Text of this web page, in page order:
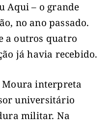
Aqui – o grande
no ano passado.
a outros quatro
já havia recebido.
Moura interpreta
universitário
militar. Na